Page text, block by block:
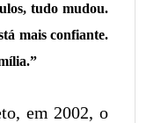
tudo mudou.
mais confiante.
em 2002, o